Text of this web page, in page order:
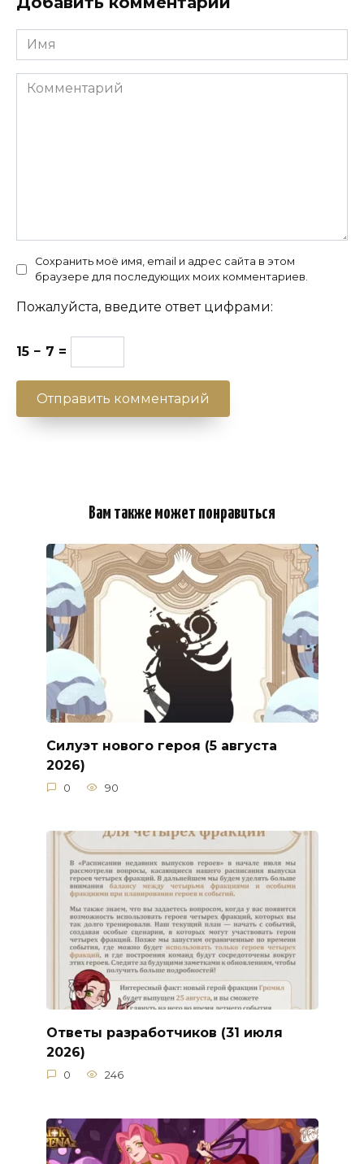
Имя
Комментарий
Сохранить моё имя, email и адрес сайта в этом
браузере для последующих моих комментариев.
Пожалуйста, введите ответ цифрами:
15 − 7 =
Вам также может понравиться
Силуэт нового героя (5 августа
2026)
0 90
Ответы разработчиков (31 июля
2026)
0 246